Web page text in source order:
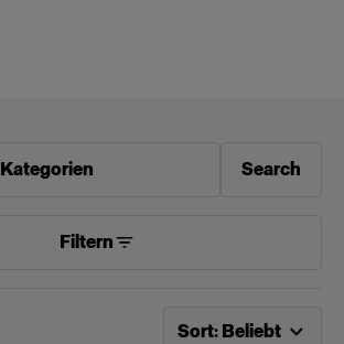
Kategorien Search
Filtern
Jetzt sortieren nach
Sort: Beliebt